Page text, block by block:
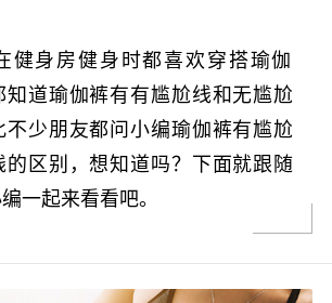
健身房健身时都喜欢穿搭瑜伽
道瑜伽裤有有尴尬线和无尴尬
不少朋友都问小编瑜伽裤有尴尬
的区别，想知道吗？下面就跟随
一起来看看吧。